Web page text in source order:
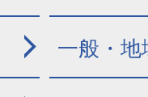
一般・地